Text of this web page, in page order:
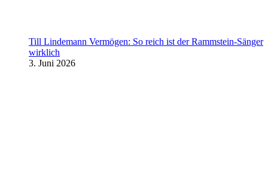
Till Lindemann Vermögen: So reich ist der Rammstein-Sänger
wirklich
3. Juni 2026